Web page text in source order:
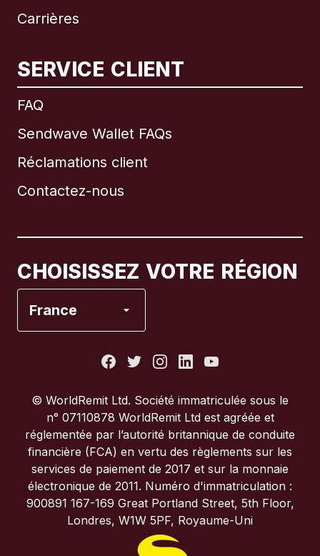
Carrières
SERVICE CLIENT
FAQ
Sendwave Wallet FAQs
Réclamations client
Contactez-nous
CHOISISSEZ VOTRE RÉGION
France
International English
Brésil
Italie
Portugal
Royaume-Uni
© WorldRemit Ltd. Société immatriculée sous le
n° 07110878 WorldRemit Ltd est agréée et
réglementée par l’autorité britannique de conduite
financière (FCA) en vertu des règlements sur les
services de paiement de 2017 et sur la monnaie
électronique de 2011. Numéro d'immatriculation :
900891 167-169 Great Portland Street, 5th Floor,
Londres, W1W 5PF, Royaume-Uni